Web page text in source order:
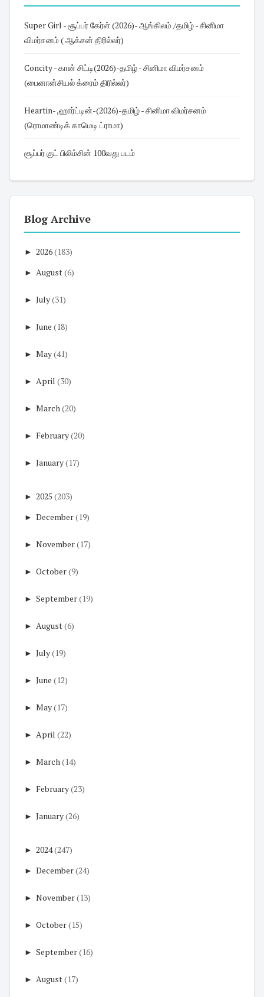
Super Girl - சூப்பர் கேர்ள் (2026)- ஆங்கிலம் /தமிழ் - சினிமா
விமர்சனம் ( ஆக்சன் திரில்லர்)
Concity - கான் சிட்டி(2026)-தமிழ் - சினிமா விமர்சனம்
(பைனான்சியல் க்ரைம் திரில்லர்)
Heartin- ,ஹார்ட்டின்-(2026)-தமிழ் - சினிமா விமர்சனம்
(ரொமாண்டிக் காமெடி ட்ராமா)
சூப்பர் குட் பிலிம்சின் 100வது படம்
Blog Archive
► 2026(183)
► August(6)
► July(31)
► June (18)
► May(41)
► April (30)
► March(20)
► February(20)
► January(17)
► 2025 (203)
► December(19)
► November(17)
► October(9)
► September(19)
► August(6)
► July(19)
► June (12)
► May(17)
► April (22)
► March(14)
► February(23)
► January(26)
► 2024(247)
► December(24)
► November(13)
► October(15)
► September(16)
► August(17)